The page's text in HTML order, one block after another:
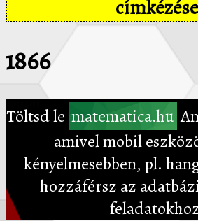
címkézése
1866
Töltsd le matematica.hu
amivel mobil
kényelmesebben, pl.
hozzáférsz az